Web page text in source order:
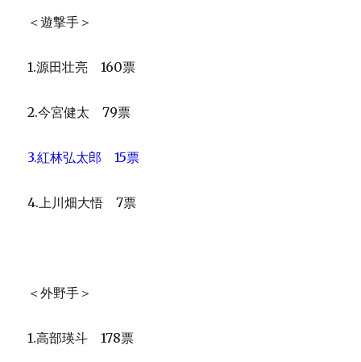
＜遊撃手＞
1.源田壮亮 160票
2.今宮健太 79票
3.紅林弘太郎 15票
4.上川畑大悟 7票
＜外野手＞
1.高部瑛斗 178票